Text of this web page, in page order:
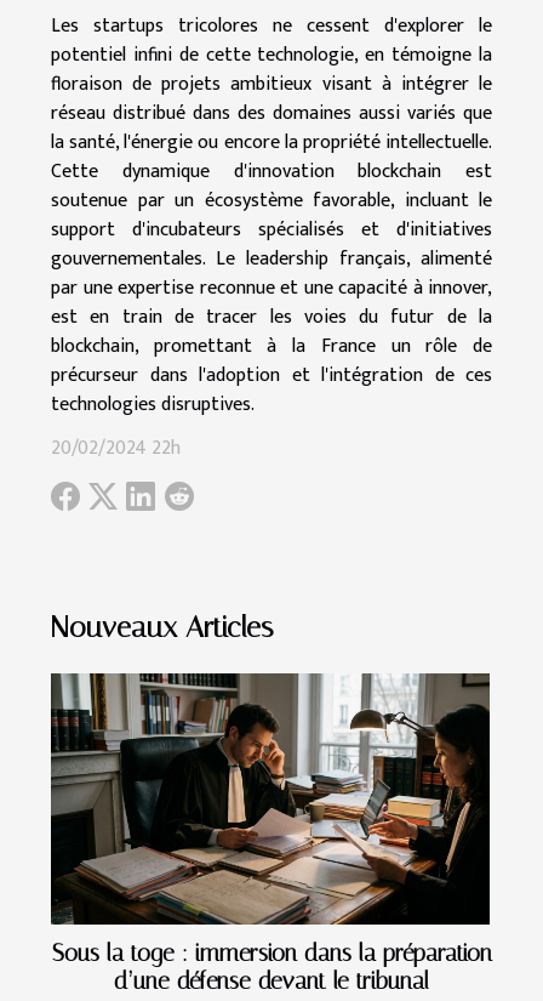
Les startups tricolores ne cessent d'explorer le
potentiel infini de cette technologie, en témoigne la
floraison de projets ambitieux visant à intégrer le
réseau distribué dans des domaines aussi variés que
la santé, l'énergie ou encore la propriété intellectuelle.
Cette dynamique d'innovation blockchain est
soutenue par un écosystème favorable, incluant le
support d'incubateurs spécialisés et d'initiatives
gouvernementales. Le leadership français, alimenté
par une expertise reconnue et une capacité à innover,
est en train de tracer les voies du futur de la
blockchain, promettant à la France un rôle de
précurseur dans l'adoption et l'intégration de ces
technologies disruptives.
20/02/2024 22h
Nouveaux Articles
Sous la toge : immersion dans la préparation
d’une défense devant le tribunal